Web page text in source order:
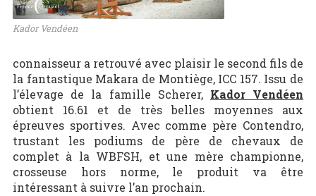
Kador Vendéen
connaisseur a retrouvé avec plaisir le second fils de
la fantastique Makara de Montiège, ICC 157. Issu de
l’élevage de la famille Scherer, Kador Vendéen
obtient 16.61 et de très belles moyennes aux
épreuves sportives. Avec comme père Contendro,
trustant les podiums de père de chevaux de
complet à la WBFSH, et une mère championne,
crosseuse hors norme, le produit va être
intéressant à suivre l’an prochain.